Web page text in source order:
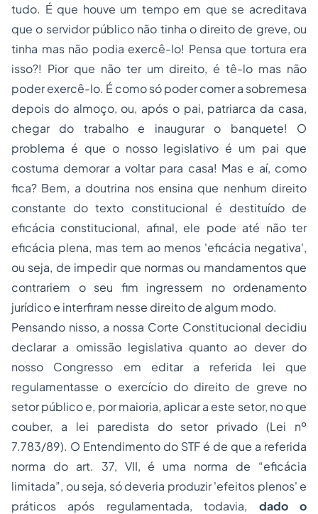
tudo. É que houve um tempo em que se acreditava
que o servidor público não tinha o direito de greve, ou
tinha mas não podia exercê-lo! Pensa que tortura era
isso?! Pior que não ter um direito, é tê-lo mas não
poder exercê-lo. É como só poder comer a sobremesa
depois do almoço, ou, após o pai, patriarca da casa,
chegar do trabalho e inaugurar o banquete! O
problema é que o nosso legislativo é um pai que
costuma demorar a voltar para casa! Mas e aí, como
fica? Bem, a doutrina nos ensina que nenhum direito
constante dotexto constitucional é destituído de
eficácia constitucional, afinal, ele pode até não ter
eficácia plena, mas tem ao menos 'eficácia negativa',
ou seja, de impedir que normas ou mandamentos que
contrariem o seu fim ingressem no ordenamento
jurídico e interfiram nesse direito de algum modo.
Pensando nisso, a nossa Corte Constitucional decidiu
declarar a omissão legislativa quanto ao dever do
nosso Congresso em editar a referida lei que
regulamentasse o exercício do direito de greve no
setor público e, por maioria, aplicar a este setor, no que
couber, a lei paredista do setor privado (Lei nº
7.783/89). O Entendimento do STF é de que a referida
norma do art. 37, VII, é uma norma de “eficácia
limitada”, ou seja, só deveria produzir 'efeitos plenos' e
práticos após regulamentada, todavia, dado o